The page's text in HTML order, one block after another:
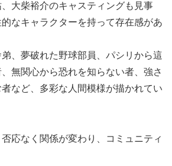
大柴裕介のキャスティングも見事
なキャラクターを持って存在感があ
、夢破れた野球部員、パシリから這
無関心から恐れを知らない者、強さ
など、多彩な人間模様が描かれてい
応なく関係が変わり、コミュニティ